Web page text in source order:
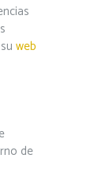
web
de